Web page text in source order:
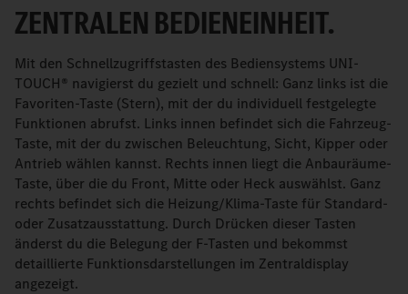
ZENTRALEN BEDIENEINHEIT.
Mit den Schnellzugriffstasten des Bediensystems UNI-
TOUCH® navigierst du gezielt und schnell: Ganz links ist die
Favoriten-Taste (Stern), mit der du individuell festgelegte
Funktionen abrufst. Links innen befindet sich die Fahrzeug-
Taste, mit der du zwischen Beleuchtung, Sicht, Kipper oder
Antrieb wählen kannst. Rechts innen liegt die Anbauräume-
Taste, über die du Front, Mitte oder Heck auswählst. Ganz
rechts befindet sich die Heizung/Klima-Taste für Standard-
oder Zusatzausstattung. Durch Drücken dieser Tasten
änderst du die Belegung der F-Tasten und bekommst
detaillierte Funktionsdarstellungen im Zentraldisplay
angezeigt.